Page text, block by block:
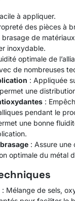
à appliquer.
des pièces à
brasage de
inoxydable.
optimale de
de nombreuses
: Appliquée
une
:
pendant le
une bonne
: Assure une
optimale du métal
: Mélange de sels,